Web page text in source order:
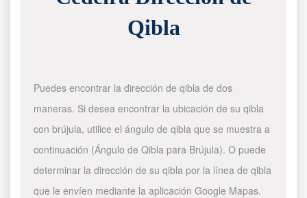
Qibla
Puedes encontrar la dirección de qibla de dos
maneras. Si desea encontrar la ubicación de su qibla
con brújula, utilice el ángulo de qibla que se muestra a
continuación (Ángulo de Qibla para Brújula). O puede
determinar la dirección de su qibla por la línea de qibla
que le envíen mediante la aplicación Google Mapas.